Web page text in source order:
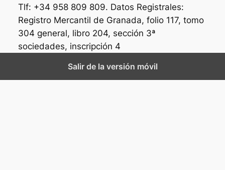
Tlf: +34 958 809 809. Datos Registrales:
Registro Mercantil de Granada, folio 117, tomo
304 general, libro 204, sección 3ª
sociedades, inscripción 4
Salir de la versión móvil